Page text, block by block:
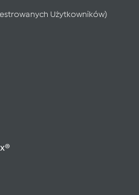
Użytkowników)